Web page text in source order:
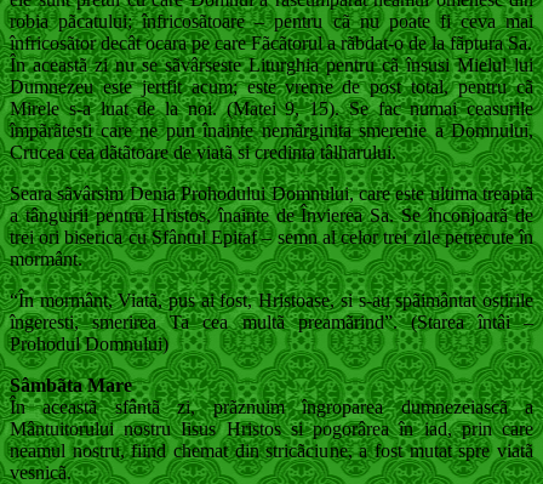
robia pãcatului; înfricosãtoare – pentru cã nu poate fi ceva mai
înfricosãtor decât ocara pe care Fãcãtorul a rãbdat-o de la fãptura Sa.
În aceastã zi nu se sãvârseste Liturghia pentru cã însusi Mielul lui
Dumnezeu este jertfit acum; este vreme de post total, pentru cã
Mirele s-a luat de la noi. (Matei 9, 15). Se fac numai ceasurile
împãrãtesti care ne pun înainte nemãrginita smerenie a Domnului,
Crucea cea dãtãtoare de viatã si credinta tâlharului.
Seara sãvârsim Denia Prohodului Domnului, care este ultima treaptã
a tânguirii pentru Hristos, înainte de Învierea Sa. Se înconjoarã de
trei ori biserica cu Sfântul Epitaf – semn al celor trei zile petrecute în
mormânt.
“În mormânt, Viatã, pus ai fost, Hristoase, si s-au spãimântat ostirile
îngeresti, smerirea Ta cea multã preamãrind”. (Starea întâi –
Prohodul Domnului)
Sâmbãta Mare
În aceastã sfântã zi, prãznuim îngroparea dumnezeiascã a
Mântuitorului nostru Iisus Hristos si pogorârea în iad, prin care
neamul nostru, fiind chemat din stricãciune, a fost mutat spre viatã
vesnicã.